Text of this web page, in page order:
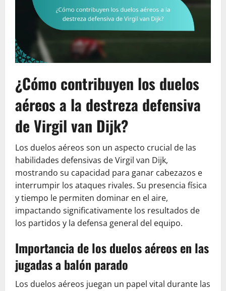
¿Cómo contribuyen los duelos
aéreos a la destreza defensiva
de Virgil van Dijk?
Los duelos aéreos son un aspecto crucial de las
habilidades defensivas de Virgil van Dijk,
mostrando su capacidad para ganar cabezazos e
interrumpir los ataques rivales. Su presencia física
y tiempo le permiten dominar en el aire,
impactando significativamente los resultados de
los partidos y la defensa general del equipo.
Importancia de los duelos aéreos en las
jugadas a balón parado
Los duelos aéreos juegan un papel vital durante las